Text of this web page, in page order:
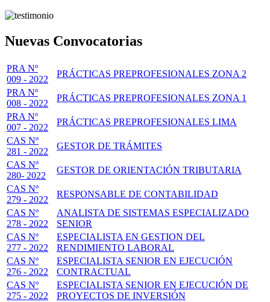
Nuevas Convocatorias
PRA Nº
009 - 2022
PRÁCTICAS PREPROFESIONALES ZONA 2
PRA Nº
008 - 2022
PRÁCTICAS PREPROFESIONALES ZONA 1
PRA Nº
007 - 2022
PRÁCTICAS PREPROFESIONALES LIMA
CAS Nº
281 - 2022
GESTOR DE TRÁMITES
CAS Nº
280- 2022
GESTOR DE ORIENTACIÓN TRIBUTARIA
CAS Nº
279 - 2022
RESPONSABLE DE CONTABILIDAD
CAS Nº
278 - 2022
ANALISTA DE SISTEMAS ESPECIALIZADO
SENIOR
CAS Nº
277 - 2022
ESPECIALISTA EN GESTION DEL
RENDIMIENTO LABORAL
CAS Nº
276 - 2022
ESPECIALISTA SENIOR EN EJECUCIÓN
CONTRACTUAL
CAS Nº
275 - 2022
ESPECIALISTA SENIOR EN EJECUCIÓN DE
PROYECTOS DE INVERSIÓN